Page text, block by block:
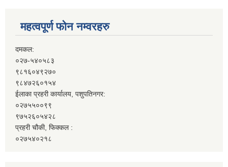
महत्वपूर्ण फोन नम्वरहरु
दमकल:
०२७-५४०५८३
९८१६०४९२७०
९८४७२६०१५४
ईलाका प्रहरी कार्यालय, पशुपतिनगर:
०२७५५००९९
९७५२६०५४२८
प्रहरी चौकी, फिक्कल :
०२७५४०२१८